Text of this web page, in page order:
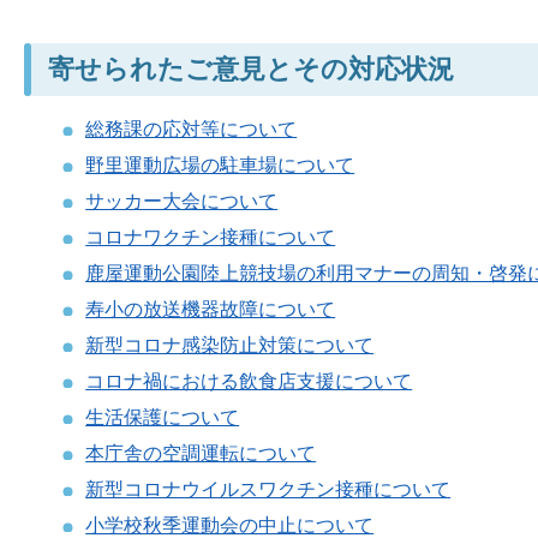
寄せられたご意見とその対応状況
総務課の応対等について
野里運動広場の駐車場について
サッカー大会について
コロナワクチン接種について
鹿屋運動公園陸上競技場の利用マナーの周知・啓発
寿小の放送機器故障について
新型コロナ感染防止対策について
コロナ禍における飲食店支援について
生活保護について
本庁舎の空調運転について
新型コロナウイルスワクチン接種について
小学校秋季運動会の中止について